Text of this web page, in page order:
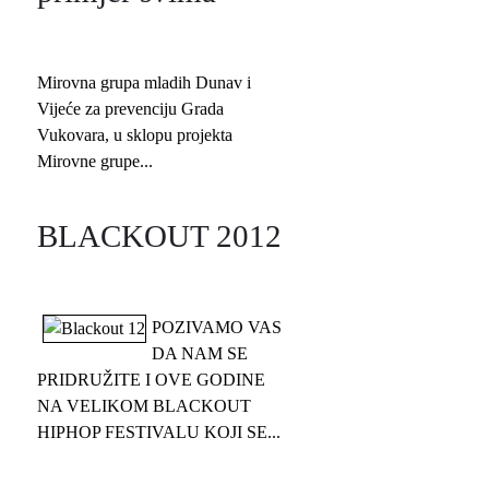
Mirovna grupa mladih Dunav i
Vijeće za prevenciju Grada
Vukovara, u sklopu projekta
Mirovne grupe...
BLACKOUT 2012
POZIVAMO VAS
DA NAM SE
PRIDRUŽITE I OVE GODINE
NA VELIKOM BLACKOUT
HIPHOP FESTIVALU KOJI SE...